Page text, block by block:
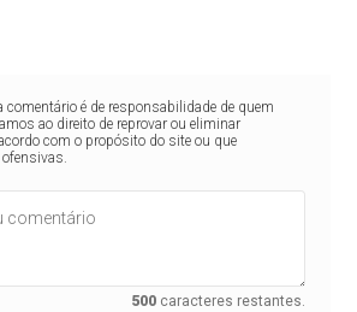
comentário é de responsabilidade de quem
ao direito de reprovar ou eliminar
com o propósito do site ou que
500 caracteres restantes.